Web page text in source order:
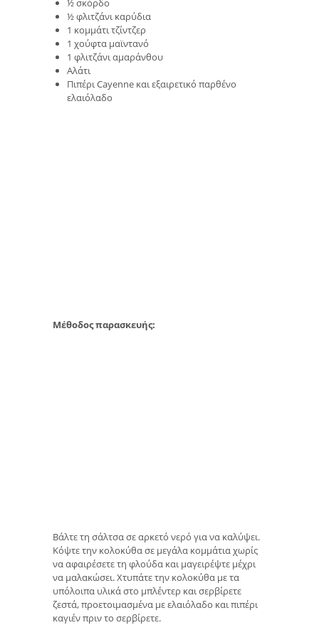
½ σκόρδο
½ φλιτζάνι καρύδια
1 κομμάτι τζίντζερ
1 χούφτα μαϊντανό
1 φλιτζάνι αμαράνθου
Αλάτι
Πιπέρι Cayenne και εξαιρετικό παρθένο
ελαιόλαδο
Μέθοδος παρασκευής:
Βάλτε τη σάλτσα σε αρκετό νερό για να καλύψει.
Κόψτε την κολοκύθα σε μεγάλα κομμάτια χωρίς
να αφαιρέσετε τη φλούδα και μαγειρέψτε μέχρι
να μαλακώσει. Χτυπάτε την κολοκύθα με τα
υπόλοιπα υλικά στο μπλέντερ και σερβίρετε
ζεστά, προετοιμασμένα με ελαιόλαδο και πιπέρι
καγιέν πριν το σερβίρετε.